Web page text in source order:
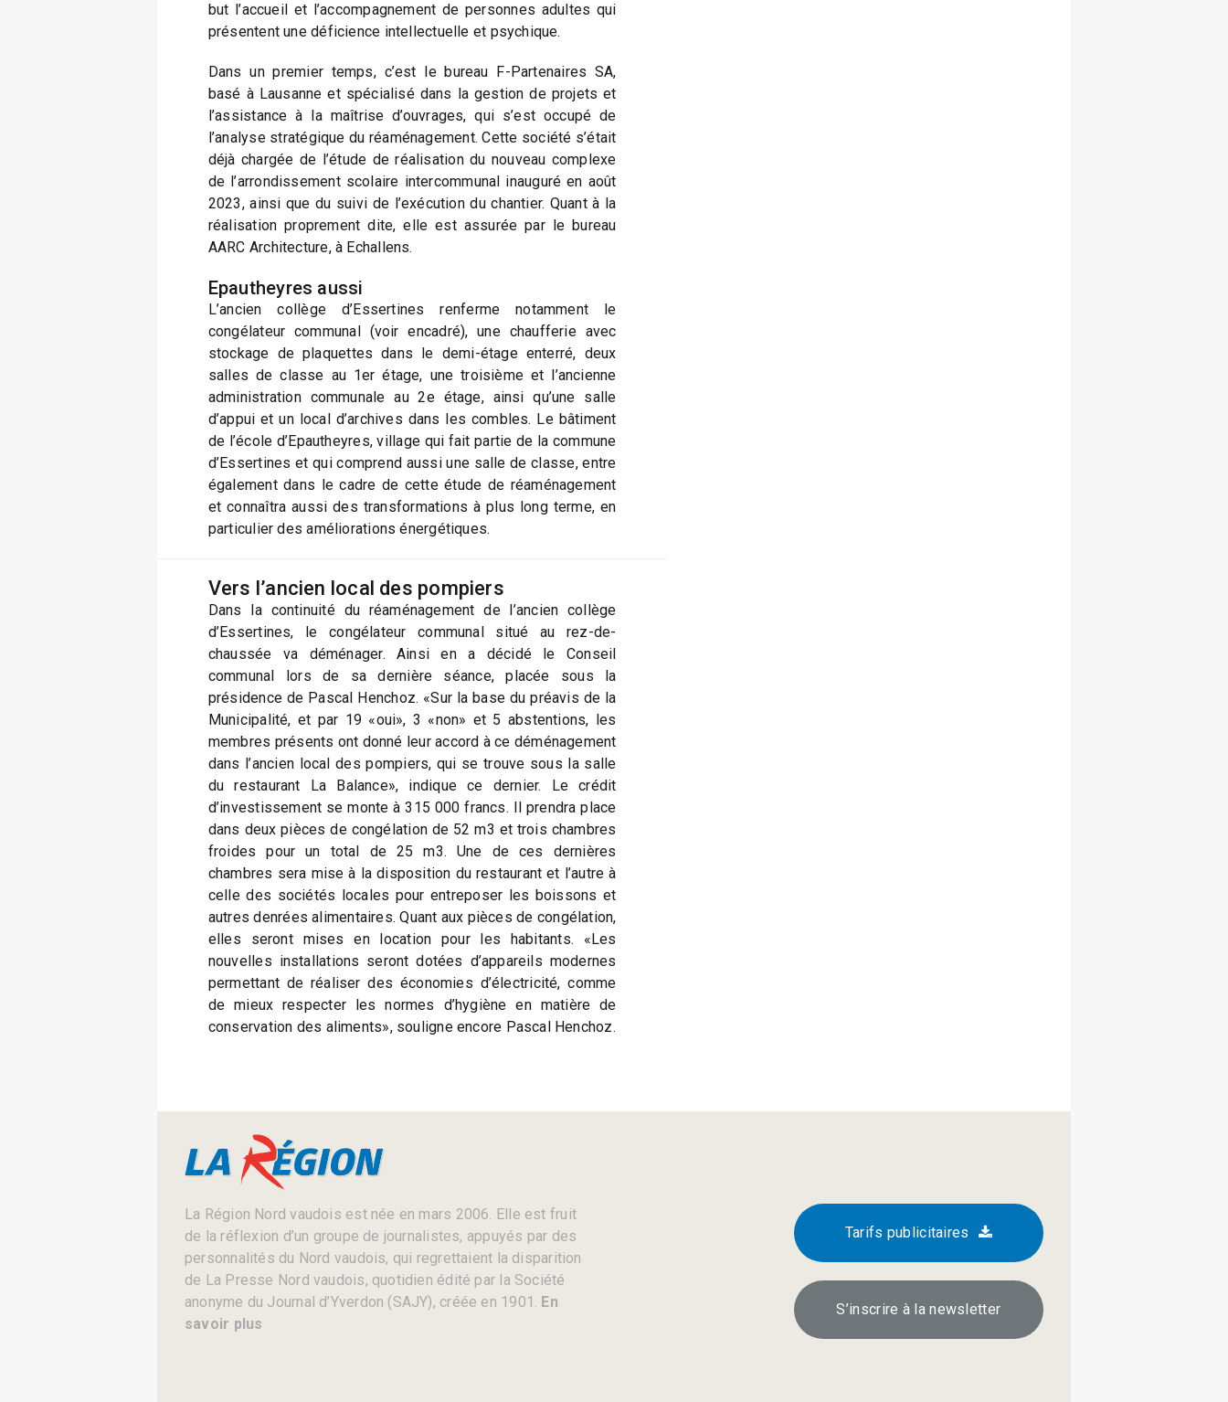
but l’accueil et l’accompagnement de personnes adultes qui
présentent une déficience intellectuelle et psychique.
Dans un premier temps, c’est le bureau F-Partenaires SA,
basé à Lausanne et spécialisé dans la gestion de projets et
l’assistance à la maîtrise d’ouvrages, qui s’est occupé de
l’analyse stratégique du réaménagement. Cette société s’était
déjà chargée de l’étude de réalisation du nouveau complexe
de l’arrondissement scolaire intercommunal inauguré en août
2023, ainsi que du suivi de l’exécution du chantier. Quant à la
réalisation proprement dite, elle est assurée par le bureau
AARC Architecture, à Echallens.
Epautheyres aussi
L’ancien collège d’Essertines renferme notamment le
congélateur communal (voir encadré), une chaufferie avec
stockage de plaquettes dans le demi-étage enterré, deux
salles de classe au 1er étage, une troisième et l’ancienne
administration communale au 2e étage, ainsi qu’une salle
d’appui et un local d’archives dans les combles. Le bâtiment
de l’école d’Epautheyres, village qui fait partie de la commune
d’Essertines et qui comprend aussi une salle de classe, entre
également dans le cadre de cette étude de réaménagement
et connaîtra aussi des transformations à plus long terme, en
particulier des améliorations énergétiques.
Vers l’ancien local des pompiers
Dans la continuité du réaménagement de l’ancien collège
d’Essertines, le congélateur communal situé au rez-de-
chaussée va déménager. Ainsi en a décidé le Conseil
communal lors de sa dernière séance, placée sous la
présidence de Pascal Henchoz. «Sur la base du préavis de la
Municipalité, et par 19 «oui», 3 «non» et 5 abstentions, les
membres présents ont donné leur accord à ce déménagement
dans l’ancien local des pompiers, qui se trouve sous la salle
du restaurant La Balance», indique ce dernier. Le crédit
d’investissement se monte à 315 000 francs. Il prendra place
dans deux pièces de congélation de 52 m3 et trois chambres
froides pour un total de 25 m3. Une de ces dernières
chambres sera mise à la disposition du restaurant et l’autre à
celle des sociétés locales pour entreposer les boissons et
autres denrées alimentaires. Quant aux pièces de congélation,
elles seront mises en location pour les habitants. «Les
nouvelles installations seront dotées d’appareils modernes
permettant de réaliser des économies d’électricité, comme
de mieux respecter les normes d’hygiène en matière de
conservation des aliments», souligne encore Pascal Henchoz.
La Région Nord vaudois est née en mars 2006. Elle est fruit
de la réflexion d’un groupe de journalistes, appuyés par des
personnalités du Nord vaudois, qui regrettaient la disparition
de La Presse Nord vaudois, quotidien édité par la Société
anonyme du Journal d’Yverdon (SAJY), créée en 1901. En
savoir plus
Tarifs publicitaires
S’inscrire à la newsletter